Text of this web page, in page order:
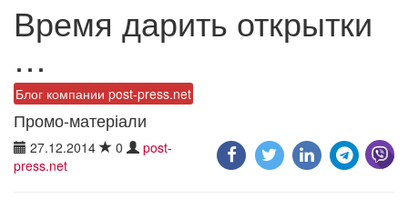
Время дарить открытки
…
Блог компании post-press.net
Промо-матеріали
27.12.2014 0
post-
press.net